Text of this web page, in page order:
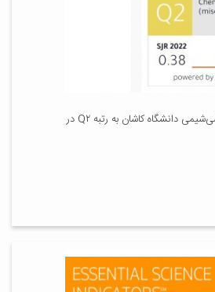
ارتقاء نشریه بین‌المللی ریاضی‌شیمی دانشگاه کاشان به رتبه Q۲ در